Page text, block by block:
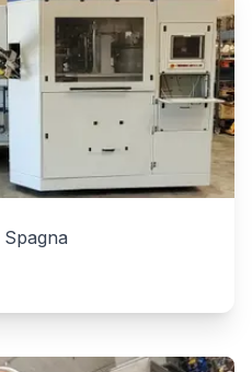
Spagna